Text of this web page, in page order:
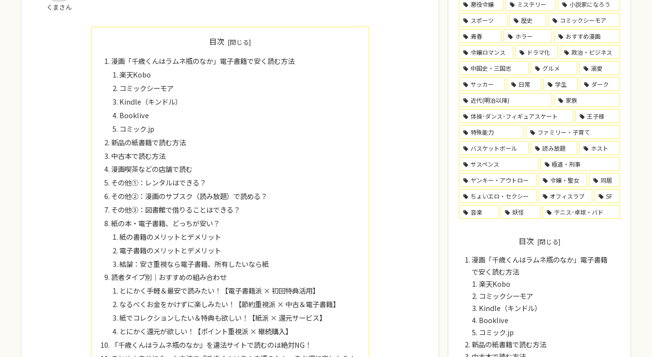
くまさん
目次
漫画「千歳くんはラムネ瓶のなか」電子書籍で安く読む方法
楽天Kobo
コミックシーモア
Kindle（キンドル）
Booklive
コミック.jp
新品の紙書籍で読む方法
中古本で読む方法
漫画喫茶などの店舗で読む
その他①：レンタルはできる？
その他②：漫画のサブスク（読み放題）で読める？
その他③：図書館で借りることはできる？
紙の本・電子書籍、どっちが安い？
紙の書籍のメリットとデメリット
電子書籍のメリットとデメリット
結論：安さ重視なら電子書籍、所有したいなら紙
読者タイプ別｜おすすめの組み合わせ
とにかく手軽＆最安で読みたい！【電子書籍派 × 初回特典活用】
なるべくお金をかけずに楽しみたい！【節約重視派 × 中古＆電子書籍】
紙でコレクションしたい＆特典も欲しい！【紙派 × 還元サービス】
とにかく還元が欲しい！【ポイント重視派 × 継続購入】
『千歳くんはラムネ瓶のなか』を違法サイトで読むのは絶対NG！
悪役令嬢
ミステリー
小説家になろう
スポーツ
歴史
コミックシーモア
青春
ホラー
おすすめ漫画
令嬢ロマンス
ドラマ化
政治・ビジネス
中国史・三国志
グルメ
溺愛
サッカー
日常 学生
ダーク
近代(明治以降)
家族
体操･ダンス･フィギュアスケート
王子様
特殊能力
ファミリー・子育て
バスケットボール
読み放題
ホスト
サスペンス
極道・刑事
ヤンキー・アウトロー
令嬢・聖女
同居
ちょいエロ・セクシー
オフィスラブ
SF
音楽
妖怪 テニス･卓球・バド
目次
漫画「千歳くんはラムネ瓶のなか」電子書籍
で安く読む方法
楽天Kobo
コミックシーモア
Kindle（キンドル）
Booklive
コミック.jp
新品の紙書籍で読む方法